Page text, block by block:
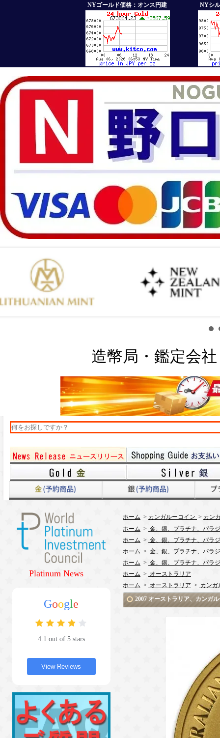
NYゴールド価格：オンス円建 NYシ
造幣局・鑑定会
Platinum News
Google
4.1 out of 5 stars
View Reviews
ホーム > カンガルーコイン > カン
ホーム > 金、銀、プラチナ、パラ
ホーム > 金、銀、プラチナ、パラ
ホーム > 金、銀、プラチナ、パラ
ホーム > 金、銀、プラチナ、パラ
ホーム > オーストラリア
ホーム > オーストラリア > カンガ
2007 オーストラリア、カンガ